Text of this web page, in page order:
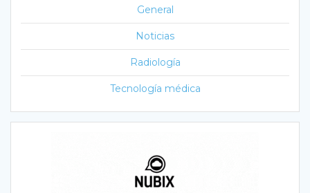
General
Noticias
Radiología
Tecnología médica